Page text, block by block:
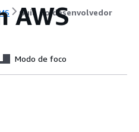
Guia do desenvolvedor
AWS
Modo de foco